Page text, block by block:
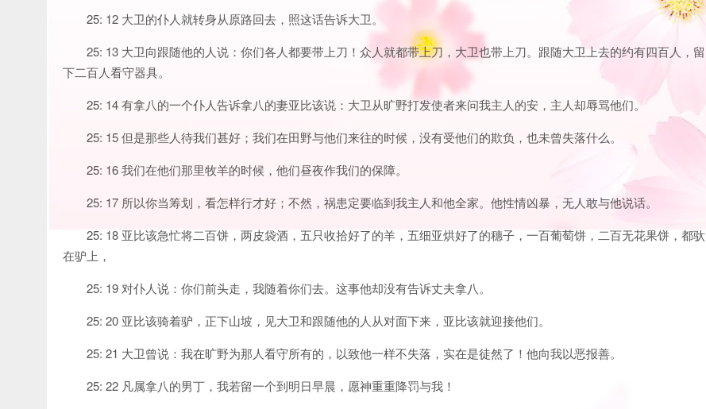
25: 12 大卫的仆人就转身从原路回去，照这话告诉大卫。
25: 13 大卫向跟随他的人说：你们各人都要带上刀！众人就都带上刀，大卫也带上刀。跟随大卫上去的约有四百人，留
下二百人看守器具。
25: 14 有拿八的一个仆人告诉拿八的妻亚比该说：大卫从旷野打发使者来问我主人的安，主人却辱骂他们。
25: 15 但是那些人待我们甚好；我们在田野与他们来往的时候，没有受他们的欺负，也未曾失落什么。
25: 16 我们在他们那里牧羊的时候，他们昼夜作我们的保障。
25: 17 所以你当筹划，看怎样行才好；不然，祸患定要临到我主人和他全家。他性情凶暴，无人敢与他说话。
25: 18 亚比该急忙将二百饼，两皮袋酒，五只收拾好了的羊，五细亚烘好了的穗子，一百葡萄饼，二百无花果饼，都驮
在驴上，
25: 19 对仆人说：你们前头走，我随着你们去。这事他却没有告诉丈夫拿八。
25: 20 亚比该骑着驴，正下山坡，见大卫和跟随他的人从对面下来，亚比该就迎接他们。
25: 21 大卫曾说：我在旷野为那人看守所有的，以致他一样不失落，实在是徒然了！他向我以恶报善。
25: 22 凡属拿八的男丁，我若留一个到明日早晨，愿神重重降罚与我！